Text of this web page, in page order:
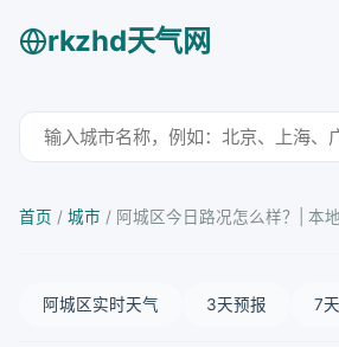
rkzhd天气网
首页 / 城市 / 阿城区今日路况怎么样？| 本
阿城区实时天气 3天预报 7